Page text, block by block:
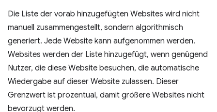
Die Liste der vorab hinzugefügten Websites wird nicht
manuell zusammengestellt, sondern algorithmisch
generiert. Jede Website kann aufgenommen werden.
Websites werden der Liste hinzugefügt, wenn genügend
Nutzer, die diese Website besuchen, die automatische
Wiedergabe auf dieser Website zulassen. Dieser
Grenzwert ist prozentual, damit größere Websites nicht
bevorzugt werden.